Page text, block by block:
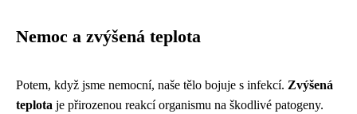
Nemoc a zvýšená teplota
Potem, když jsme nemocní, naše tělo bojuje s infekcí. Zvýšená
teplota je přirozenou reakcí organismu na škodlivé patogeny.